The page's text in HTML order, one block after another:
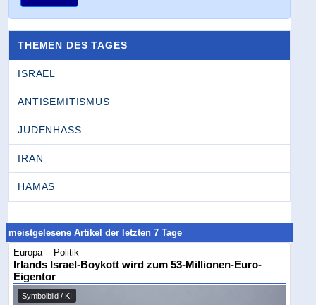
THEMEN DES TAGES
ISRAEL
ANTISEMITISMUS
JUDENHASS
IRAN
HAMAS
meistgelesene Artikel der letzten 7 Tage
Europa -- Politik
Irlands Israel-Boykott wird zum 53-Millionen-Euro-
Eigentor
Symbolbild / KI